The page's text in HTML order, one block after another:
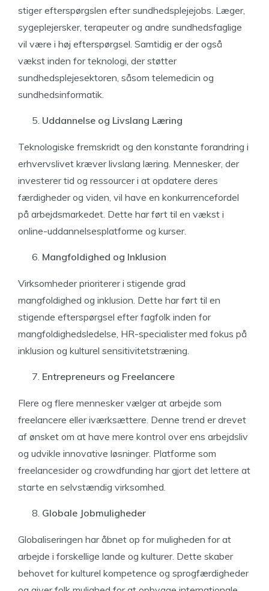
stiger efterspørgslen efter sundhedsplejejobs. Læger,
sygeplejersker, terapeuter og andre sundhedsfaglige
vil være i høj efterspørgsel. Samtidig er der også
vækst inden for teknologi, der støtter
sundhedsplejesektoren, såsom telemedicin og
sundhedsinformatik.
Uddannelse og Livslang Læring
Teknologiske fremskridt og den konstante forandring i
erhvervslivet kræver livslang læring. Mennesker, der
investerer tid og ressourcer i at opdatere deres
færdigheder og viden, vil have en konkurrencefordel
på arbejdsmarkedet. Dette har ført til en vækst i
online-uddannelsesplatforme og kurser.
Mangfoldighed og Inklusion
Virksomheder prioriterer i stigende grad
mangfoldighed og inklusion. Dette har ført til en
stigende efterspørgsel efter fagfolk inden for
mangfoldighedsledelse, HR-specialister med fokus på
inklusion og kulturel sensitivitetstræning.
Entrepreneurs og Freelancere
Flere og flere mennesker vælger at arbejde som
freelancere eller iværksættere. Denne trend er drevet
af ønsket om at have mere kontrol over ens arbejdsliv
og udvikle innovative løsninger. Platforme som
freelancesider og crowdfunding har gjort det lettere at
starte en selvstændig virksomhed.
Globale Jobmuligheder
Globaliseringen har åbnet op for muligheden for at
arbejde i forskellige lande og kulturer. Dette skaber
behovet for kulturel kompetence og sprogfærdigheder